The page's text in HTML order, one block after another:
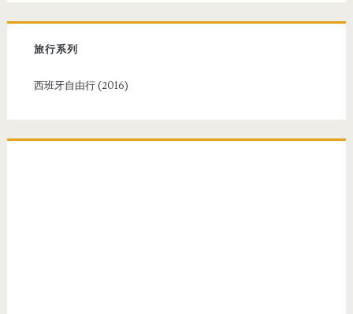
h
f
r
旅行系列
西班牙自由行 (2016)